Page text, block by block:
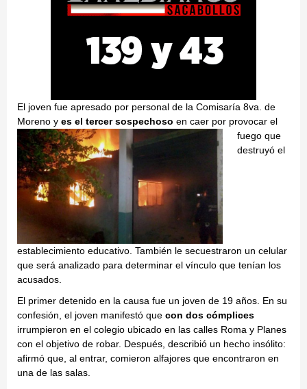
El joven fue apresado por personal de la Comisaría 8va. de
Moreno y es el tercer sospechoso en caer por provocar el
fuego que
destruyó el
establecimiento educativo. También le secuestraron un celular
que será analizado para determinar el vínculo que tenían los
acusados.
El primer detenido en la causa fue un joven de 19 años. En su
confesión, el joven manifestó que con dos cómplices
irrumpieron en el colegio ubicado en las calles Roma y Planes
con el objetivo de robar. Después, describió un hecho insólito:
afirmó que, al entrar, comieron alfajores que encontraron en
una de las salas.